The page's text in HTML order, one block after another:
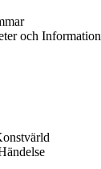
och Information